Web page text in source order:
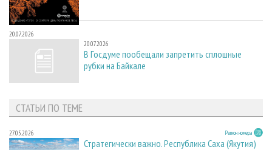
20.07.2026
20.07.2026
В Госдуме пообещали запретить сплошные
рубки на Байкале
СТАТЬИ ПО ТЕМЕ
27.05.2026 Регион номера
Стратегически важно. Республика Саха (Якутия)